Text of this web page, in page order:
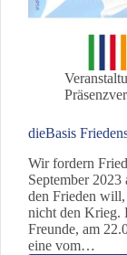
dieBasis
Wir fordern
September
den Frieden will,
nicht den Krieg.
Freunde, am
eine vom…